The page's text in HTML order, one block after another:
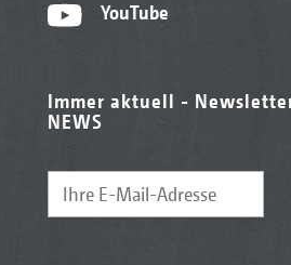
YouTube
Immer aktuell -
NEWS